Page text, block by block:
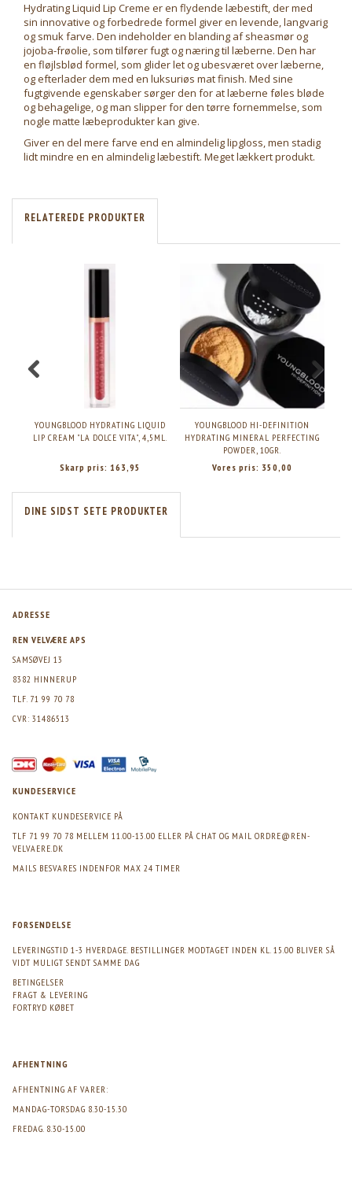
Hydrating Liquid Lip Creme er en flydende læbestift, der med
sin innovative og forbedrede formel giver en levende, langvarig
og smuk farve. Den indeholder en blanding af sheasmør og
jojoba-frøolie, som tilfører fugt og næring til læberne. Den har
en fløjlsblød formel, som glider let og ubesværet over læberne,
og efterlader dem med en luksuriøs mat finish. Med sine
fugtgivende egenskaber sørger den for at læberne føles bløde
og behagelige, og man slipper for den tørre fornemmelse, som
nogle matte læbeprodukter kan give.
Giver en del mere farve end en almindelig lipgloss, men stadig
lidt mindre en en almindelig læbestift. Meget lækkert produkt.
RELATEREDE PRODUKTER
YOUNGBLOOD HYDRATING LIQUID
LIP CREAM "LA DOLCE VITA", 4,5ML.
Skarp pris: 163,95
YOUNGBLOOD HI-DEFINITION
HYDRATING MINERAL PERFECTING
POWDER, 10GR.
Vores pris: 350,00
DINE SIDST SETE PRODUKTER
ADRESSE
REN VELVÆRE APS
SAMSØVEJ 13
8382 HINNERUP
TLF. 71 99 70 78
CVR: 31486513
KUNDESERVICE
KONTAKT KUNDESERVICE PÅ
TLF 71 99 70 78 MELLEM 11.00-13.00 ELLER PÅ CHAT OG MAIL ORDRE@REN-
VELVAERE.DK
MAILS BESVARES INDENFOR MAX 24 TIMER
FORSENDELSE
LEVERINGSTID 1-3 HVERDAGE. BESTILLINGER MODTAGET INDEN KL. 15.00 BLIVER SÅ
VIDT MULIGT SENDT SAMME DAG
BETINGELSER
FRAGT & LEVERING
FORTRYD KØBET
AFHENTNING
AFHENTNING AF VARER:
MANDAG-TORSDAG 8.30-15.30
FREDAG. 8.30-15.00